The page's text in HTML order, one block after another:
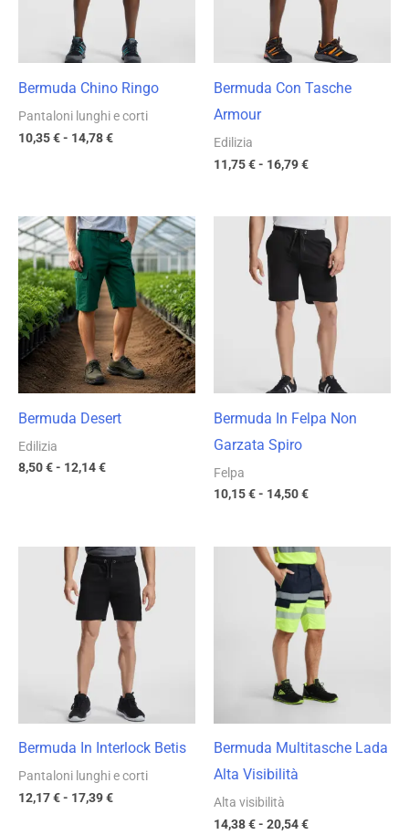
Bermuda Chino Ringo
Pantaloni lunghi e corti
10,35€- 14,78€
Bermuda Con Tasche
Armour
Edilizia
11,75€- 16,79€
Bermuda Desert
Edilizia
8,50€- 12,14€
Fascia
di
prezzo:
da
8,50 €
a
12,14 €
Bermuda In Felpa Non
Garzata Spiro
Felpa
10,15€- 14,50€
Fascia
prezzo:
10,15 €
a
14,50 €
Bermuda In Interlock Betis
Pantaloni lunghi e corti
12,17€- 17,39€
Fascia
prezzo:
12,17 €
a
17,39 €
Bermuda Multitasche Lada
Alta Visibilità
Alta visibilità
14,38€- 20,54€
Fascia
di
prezzo:
da
14,38 €
a
20,54 €